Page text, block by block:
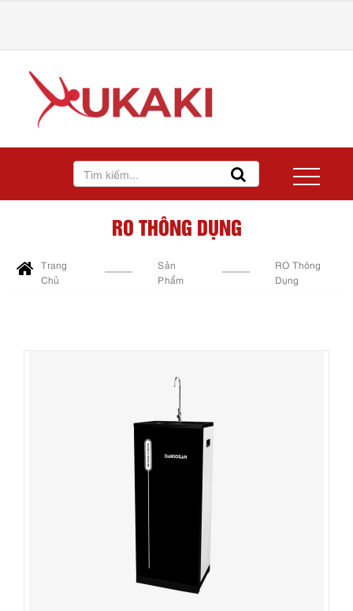
RO THÔNG DỤNG
Trang
Chủ
Sản
Phẩm
RO Thông
Dụng